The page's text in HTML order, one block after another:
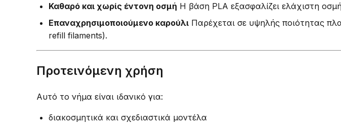
Καθαρό και χωρίς έντονη οσμή Η βάση PLA εξασφαλίζει ελάχιστη
Επαναχρησιμοποιούμενο καρούλι Παρέχεται σε υψηλής ποιότητας
refill filaments).
Προτεινόμενη χρήση
Αυτό το νήμα είναι ιδανικό για:
διακοσμητικά και σχεδιαστικά μοντέλα